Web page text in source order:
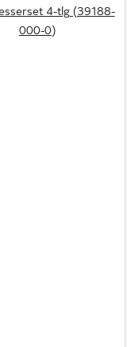
4-tlg (39188-
000-0)